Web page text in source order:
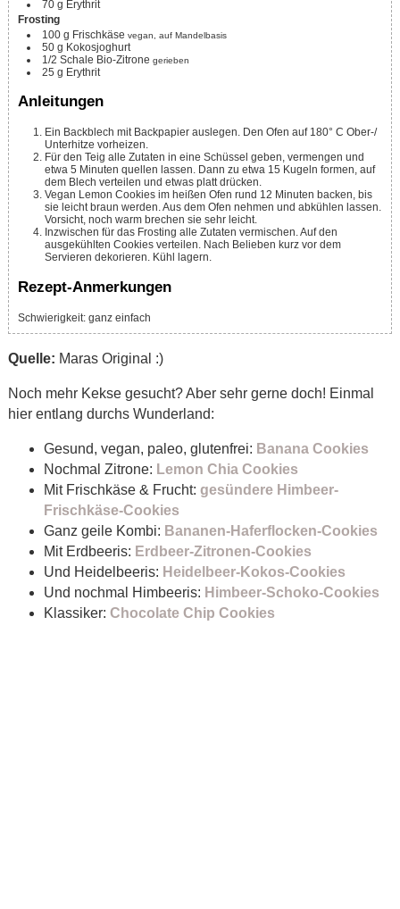
70 g Erythrit
Frosting
100 g Frischkäse vegan, auf Mandelbasis
50 g Kokosjoghurt
1/2 Schale Bio-Zitrone gerieben
25 g Erythrit
Anleitungen
Ein Backblech mit Backpapier auslegen. Den Ofen auf 180° C Ober-/
Unterhitze vorheizen.
Für den Teig alle Zutaten in eine Schüssel geben, vermengen und
etwa 5 Minuten quellen lassen. Dann zu etwa 15 Kugeln formen, auf
dem Blech verteilen und etwas platt drücken.
Vegan Lemon Cookies im heißen Ofen rund 12 Minuten backen, bis
sie leicht braun werden. Aus dem Ofen nehmen und abkühlen lassen.
Vorsicht, noch warm brechen sie sehr leicht.
ausgekühlten Cookies verteilen. Nach Belieben kurz vor dem
Servieren dekorieren. Kühl lagern.
Rezept-Anmerkungen
Schwierigkeit: ganz einfach
Quelle: Maras Original :)
Noch mehr Kekse gesucht? Aber sehr gerne doch! Einmal
hier entlang durchs Wunderland:
Gesund, vegan, paleo, glutenfrei: Banana Cookies
Nochmal Zitrone: Lemon Chia Cookies
Mit Frischkäse & Frucht: gesündere Himbeer-
Frischkäse-Cookies
Ganz geile Kombi: Bananen-Haferflocken-Cookies
Mit Erdbeeris: Erdbeer-Zitronen-Cookies
Und Heidelbeeris: Heidelbeer-Kokos-Cookies
Und nochmal Himbeeris: Himbeer-Schoko-Cookies
Klassiker: Chocolate Chip Cookies